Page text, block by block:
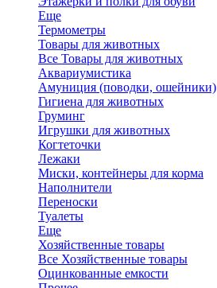
Еще
Термометры
Товары для животных
Все Товары для животных
Аквариумистика
Амуниция (поводки, ошейники)
Гигиена для животных
Груминг
Игрушки для животных
Когтеточки
Лежаки
Миски, контейнеры для корма
Наполнители
Переноски
Туалеты
Еще
Хозяйственные товары
Все Хозяйственные товары
Оцинкованные емкости